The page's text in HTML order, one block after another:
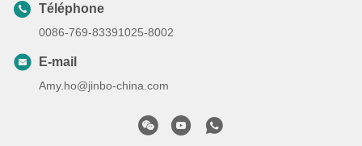
Téléphone
0086-769-83391025-8002
E-mail
Amy.ho@jinbo-china.com